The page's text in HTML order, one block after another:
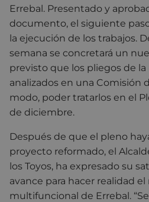
Errebal. Presentado y
documento, el siguiente
la ejecución de los trabajos.
semana se concretará un
previsto que los pliegos de
analizados en una Comisión
modo, poder tratarlos en el
de diciembre.
Después de que el pleno
proyecto reformado, el
los Toyos, ha expresado su
avance para hacer realidad
multifuncional de Errebal.